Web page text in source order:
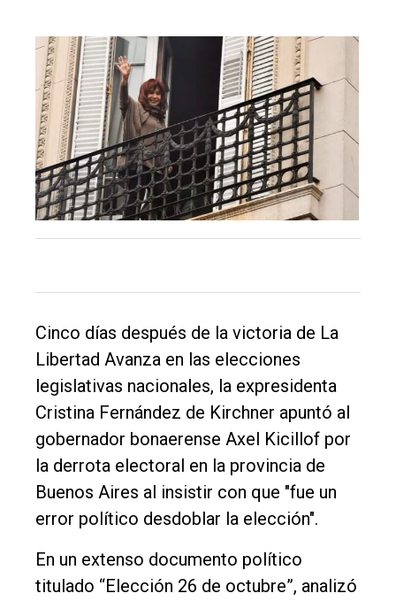
El
único
Inicio
Tendencia
Int.
General
Política
Cultura
Entrevistas
Rural
Cinco días después de la victoria de La
Libertad Avanza en las elecciones
legislativas nacionales, la expresidenta
Cristina Fernández de Kirchner apuntó al
gobernador bonaerense Axel Kicillof por
la derrota electoral en la provincia de
Buenos Aires al insistir con que "fue un
error político desdoblar la elección".
En un extenso documento político
titulado “Elección 26 de octubre”, analizó